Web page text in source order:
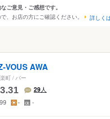
島根 鳥取 徳島 香川 愛媛
トナム マレーシア
ご意見・ご感想です。
、お店の方にご確認ください。 詳しく
VOUS AWA
町/ バー
3.31 29人
昼- 定
休
日
-